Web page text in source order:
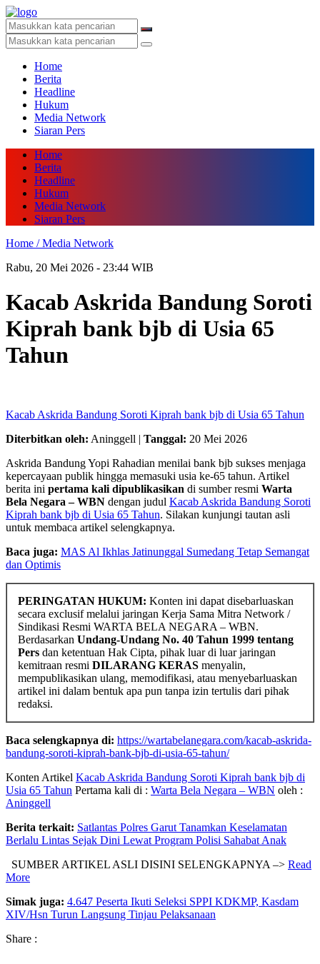
Home
Berita
Headline
Hukum
Media Network
Siaran Pers
Home
Berita
Headline
Hukum
Media Network
Siaran Pers
Home /Media Network
Rabu, 20 Mei 2026 - 23:44 WIB
Kacab Askrida Bandung Soroti
Kiprah bank bjb di Usia 65
Tahun
Kacab Askrida Bandung Soroti Kiprah bank bjb di Usia 65 Tahun
Diterbitkan oleh: Aninggell | Tanggal: 20 Mei 2026
Askrida Bandung Yopi Rahadian menilai bank bjb sukses menjaga
kepercayaan publik hingga memasuki usia ke-65 tahun. Artikel
berita ini pertama kali dipublikasikan di sumber resmi Warta
Bela Negara – WBN dengan judul Kacab Askrida Bandung Soroti
Kiprah bank bjb di Usia 65 Tahun. Silakan kunjungi tautan asli
untuk membaca artikel selengkapnya.
Baca juga: MAS Al Ikhlas Jatinunggal Sumedang Tetap Semangat
dan Optimis
PERINGATAN HUKUM: Konten ini dapat disebarluaskan
secara exclusif melalui jaringan Kerja Sama Mitra Network /
Sindikasi Resmi WARTA BELA NEGARA – WBN.
Berdasarkan Undang-Undang No. 40 Tahun 1999 tentang
Pers dan ketentuan Hak Cipta, pihak luar di luar jaringan
kemitraan resmi DILARANG KERAS menyalin,
mempublikasikan ulang, memodifikasi, atau menyebarluaskan
artikel ini dalam bentuk apa pun tanpa izin tertulis dari pihak
redaksi.
Baca selengkapnya di: https://wartabelanegara.com/kacab-askrida-
bandung-soroti-kiprah-bank-bjb-di-usia-65-tahun/
Konten Artikel Kacab Askrida Bandung Soroti Kiprah bank bjb di
Usia 65 Tahun Pertama kali di : Warta Bela Negara – WBN oleh :
Aninggell
Berita terkait: Satlantas Polres Garut Tanamkan Keselamatan
Berlalu Lintas Sejak Dini Lewat Program Polisi Sahabat Anak
SUMBER ARTIKEL ASLI DISINI SELENGKAPNYA –> Read
More
Simak juga: 4.647 Peserta Ikuti Seleksi SPPI KDKMP, Kasdam
XIV/Hsn Turun Langsung Tinjau Pelaksanaan
Share :